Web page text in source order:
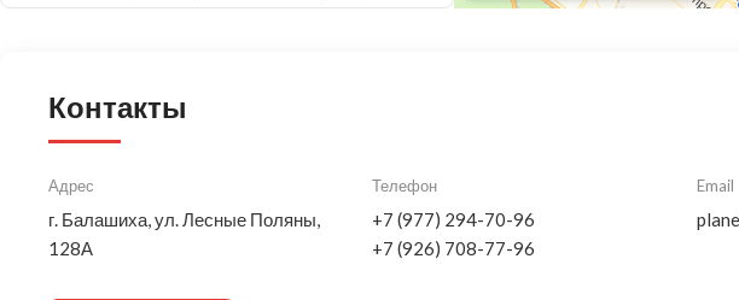
Контакты
Адрес
г. Балашиха, ул. Лесные Поляны,
128А
Телефон
+7 (977) 294-70-96
+7 (926) 708-77-96
Email